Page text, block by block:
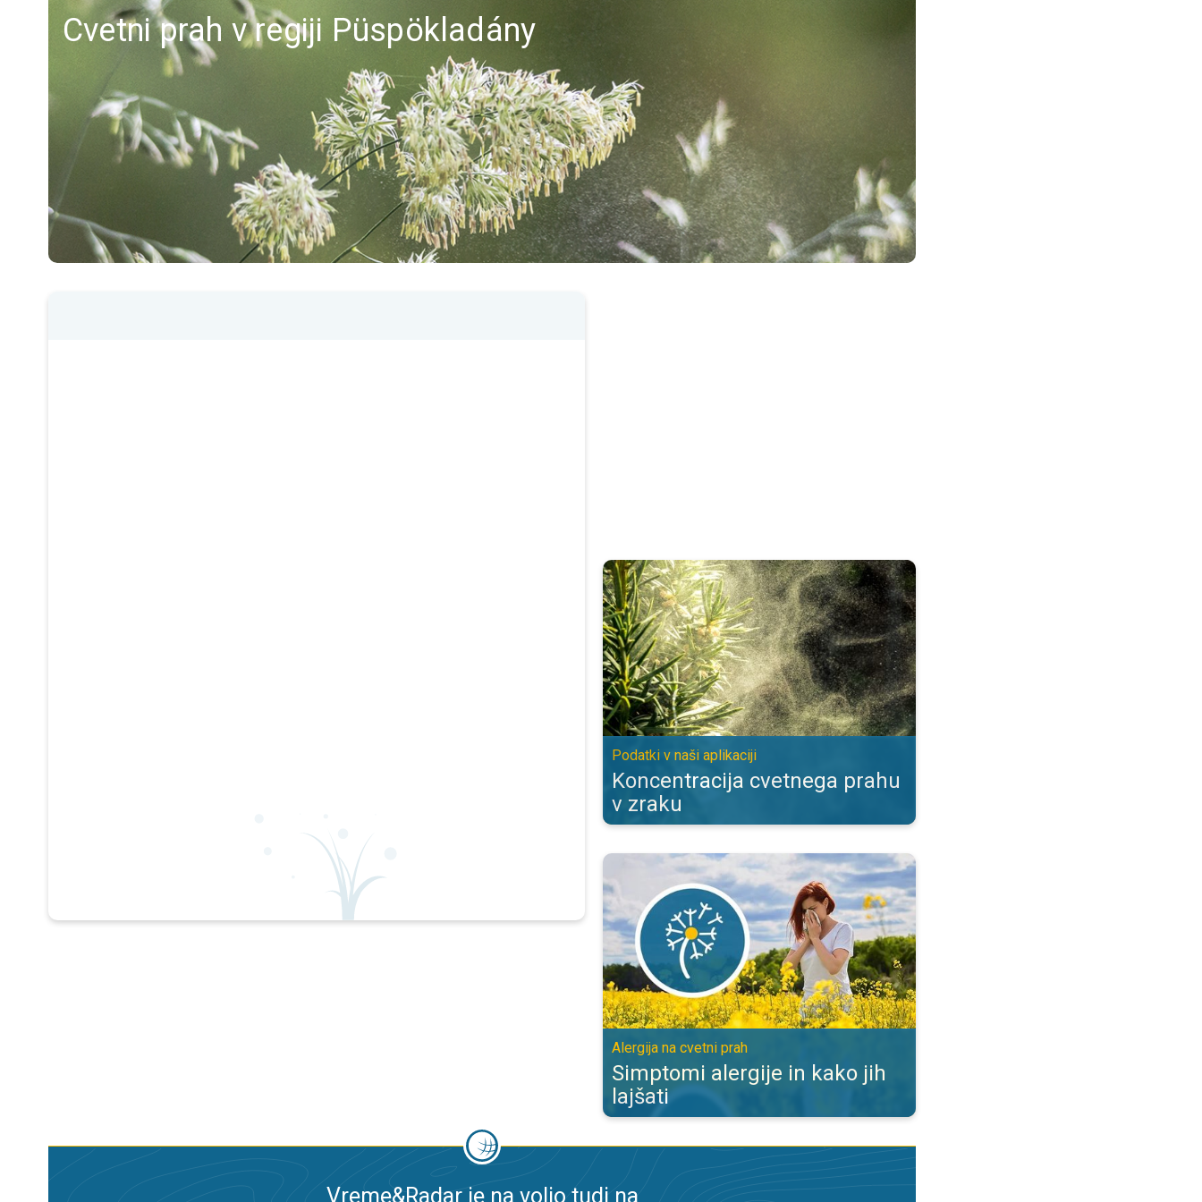
Cvetni prah v regiji Püspökladány
Koncentracija cvetnega prahu v zraku. Podatki v naši aplikaciji. . .
Podatki v naši aplikaciji
Koncentracija cvetnega prahu
v zraku
Simptomi alergije in kako jih lajšati. Alergija na cvetni prah. . .
Alergija na cvetni prah
Simptomi alergije in kako jih
lajšati
Vreme&Radar je na voljo tudi na